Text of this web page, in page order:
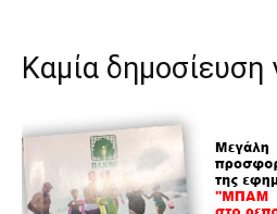
Καμία δημοσίευση